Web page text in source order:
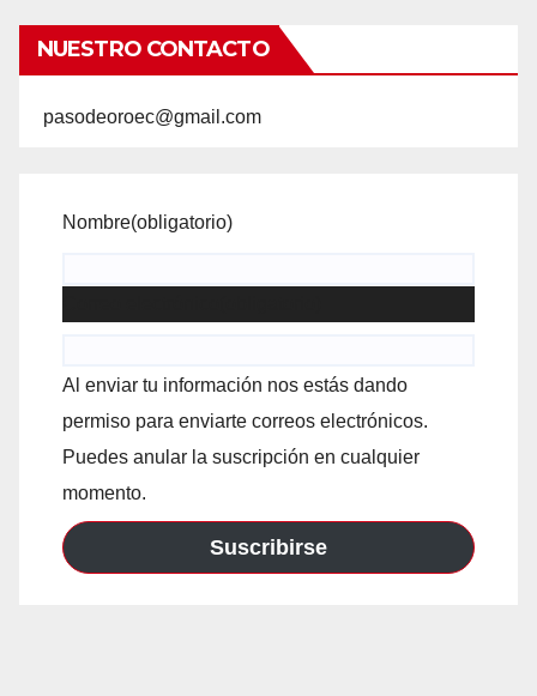
NUESTRO CONTACTO
pasodeoroec@gmail.com
Nombre(obligatorio)
Al enviar tu información nos estás dando
permiso para enviarte correos electrónicos.
Puedes anular la suscripción en cualquier
momento.
Suscribirse